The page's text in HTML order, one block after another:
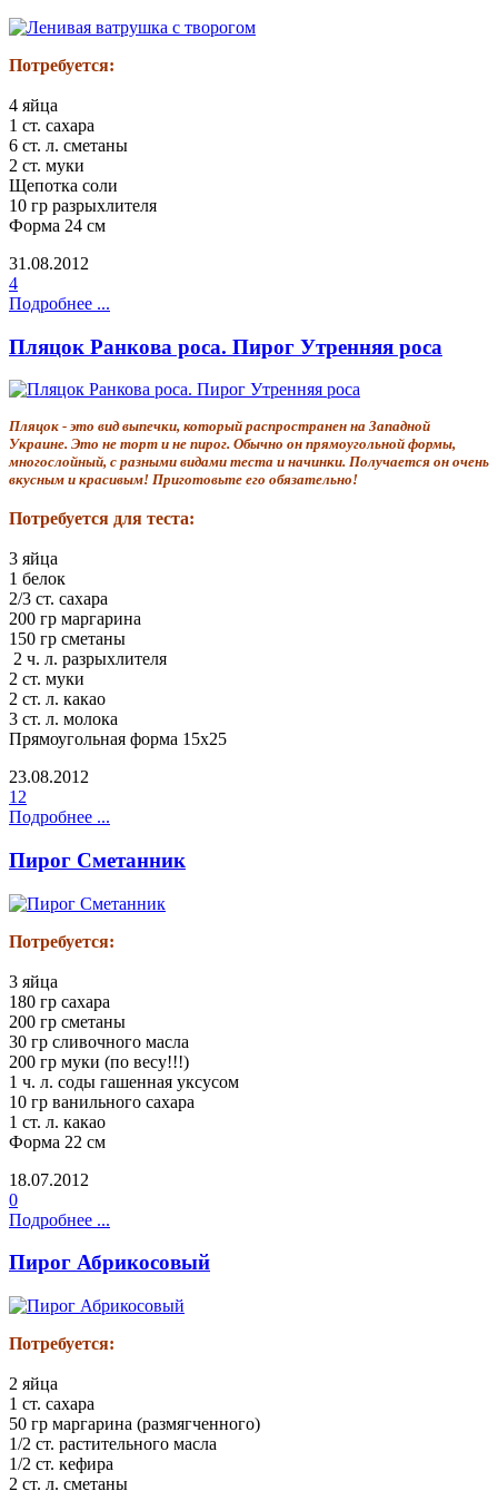
Потребуется:
4 яйца
1 ст. сахара
6 ст. л. сметаны
2 ст. муки
Щепотка соли
10 гр разрыхлителя
Форма 24 см
31.08.2012
4
Подробнее ...
Пляцок Ранкова роса. Пирог Утренняя роса
Пляцок - это вид выпечки, который распространен на Западной
Украине. Это не торт и не пирог. Обычно он прямоугольной формы,
многослойный, с разными видами теста и начинки. Получается он очень
вкусным и красивым! Приготовьте его обязательно!
Потребуется для теста:
3 яйца
1 белок
2/3 ст. сахара
200 гр маргарина
150 гр сметаны
2 ч. л. разрыхлителя
2 ст. муки
2 ст. л. какао
3 ст. л. молока
Прямоугольная форма 15х25
23.08.2012
12
Подробнее ...
Пирог Сметанник
Потребуется:
3 яйца
180 гр сахара
200 гр сметаны
30 гр сливочного масла
200 гр муки (по весу!!!)
1 ч. л. соды гашенная уксусом
10 гр ванильного сахара
1 ст. л. какао
Форма 22 см
18.07.2012
0
Подробнее ...
Пирог Абрикосовый
Потребуется:
2 яйца
1 ст. сахара
50 гр маргарина (размягченного)
1/2 ст. растительного масла
1/2 ст. кефира
2 ст. л. сметаны